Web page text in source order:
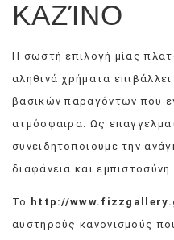
ΚΑΖΊΝΟ
Η σωστή επιλογή μίας
αληθινά χρήματα
βασικών παραγόντων που
ατμόσφαιρα. Ως
συνειδητοποιούμε την
διαφάνεια και εμπιστοσύνη.
Το http://
αυστηρούς κανονισμούς